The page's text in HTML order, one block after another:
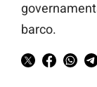
barco.